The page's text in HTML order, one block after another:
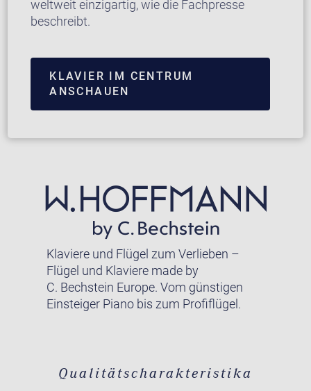
weltweit einzigartig, wie die Fachpresse
beschreibt.
KLAVIER IM CENTRUM
ANSCHAUEN
Klaviere und Flügel zum Verlieben –
Flügel und Klaviere made by
C. Bechstein Europe. Vom günstigen
Einsteiger Piano bis zum Profiflügel.
Qualitätscharakteristika